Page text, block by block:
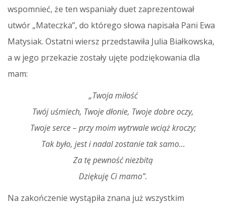
wspomnieć, że ten wspaniały duet zaprezentował
utwór „Mateczka”, do którego słowa napisała Pani Ewa
Matysiak. Ostatni wiersz przedstawiła Julia Białkowska,
a w jego przekazie zostały ujęte podziękowania dla
mam:
„Twoja miłość
Twój uśmiech, Twoje dłonie, Twoje dobre oczy,
Twoje serce – przy moim wytrwale wciąż kroczy;
Tak było, jest i nadal zostanie tak samo…
Za tę pewność niezbitą
Dziękuję Ci mamo”.
Na zakończenie wystąpiła znana już wszystkim